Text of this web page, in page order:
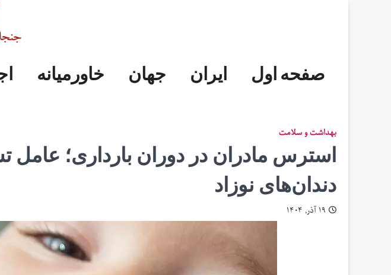
صفحه اول ایران جهان خاورمیانه
بهداشت و سلامت
استرس مادران در دوران بارداری؛ عامل
دندان‌های نوزاد
۱۹ آذر, ۱۴۰۴